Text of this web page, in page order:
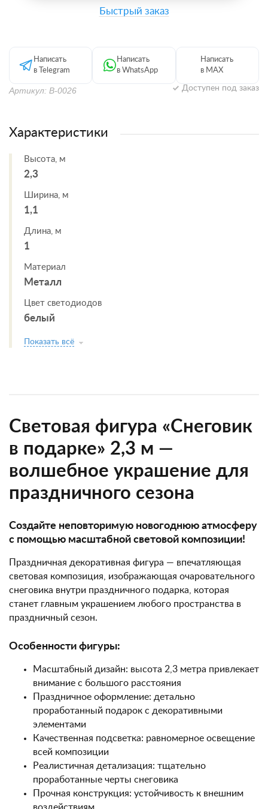
Артикул: В-0026 Доступен под заказ
Быстрый заказ
Написать
в Telegram
Написать
в WhatsApp
Написать
в MAX
Характеристики
Высота, м
2,3
Ширина, м
1,1
Длина, м
1
Материал
Металл
Цвет светодиодов
белый
Показать всё
Световая фигура «Снеговик
в подарке» 2,3 м —
волшебное украшение для
праздничного сезона
Создайте неповторимую новогоднюю атмосферу
с помощью масштабной световой композиции!
Праздничная декоративная фигура — впечатляющая
световая композиция, изображающая очаровательного
снеговика внутри праздничного подарка, которая
станет главным украшением любого пространства в
праздничный сезон.
Особенности фигуры:
Масштабный дизайн: высота 2,3 метра привлекает
внимание с большого расстояния
Праздничное оформление: детально
проработанный подарок с декоративными
элементами
Качественная подсветка: равномерное освещение
всей композиции
Реалистичная детализация: тщательно
проработанные черты снеговика
Прочная конструкция: устойчивость к внешним